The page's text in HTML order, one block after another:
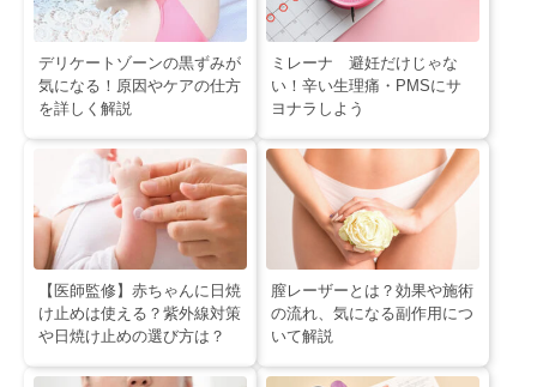
デリケートゾーンの黒ずみが
気になる！原因やケアの仕方
を詳しく解説
ミレーナ 避妊だけじゃな
い！辛い生理痛・PMSにサ
ヨナラしよう
【医師監修】赤ちゃんに日焼
け止めは使える？紫外線対策
や日焼け止めの選び方は？
膣レーザーとは？効果や施術
の流れ、気になる副作用につ
いて解説